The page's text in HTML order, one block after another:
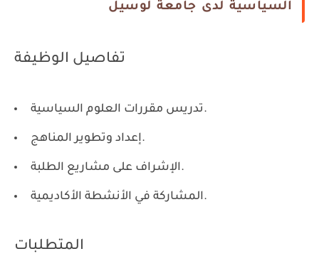
السياسية لدى جامعة لوسيل
تفاصيل الوظيفة
تدريس مقررات العلوم السياسية.
إعداد وتطوير المناهج.
الإشراف على مشاريع الطلبة.
المشاركة في الأنشطة الأكاديمية.
المتطلبات